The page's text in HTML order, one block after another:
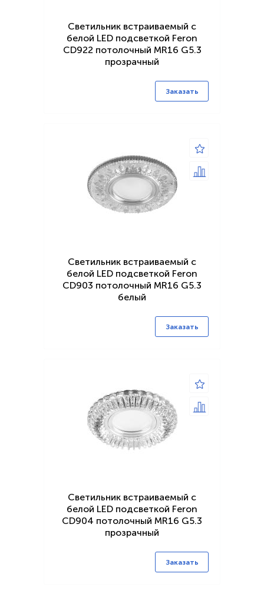
Светильник встраиваемый с
белой LED подсветкой Feron
CD922 потолочный MR16 G5.3
прозрачный
Заказать
Светильник встраиваемый с
белой LED подсветкой Feron
CD903 потолочный MR16 G5.3
белый
Заказать
Светильник встраиваемый с
белой LED подсветкой Feron
CD904 потолочный MR16 G5.3
прозрачный
Заказать